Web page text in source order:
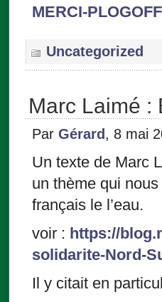
MERCI-PLOGOFF
Uncategorized
Marc Laimé :
Par Gérard , 8 mai
Un texte de Marc
un thème qui
français le l’eau.
voir : https://
solidarite-Nord-
Il y citait en